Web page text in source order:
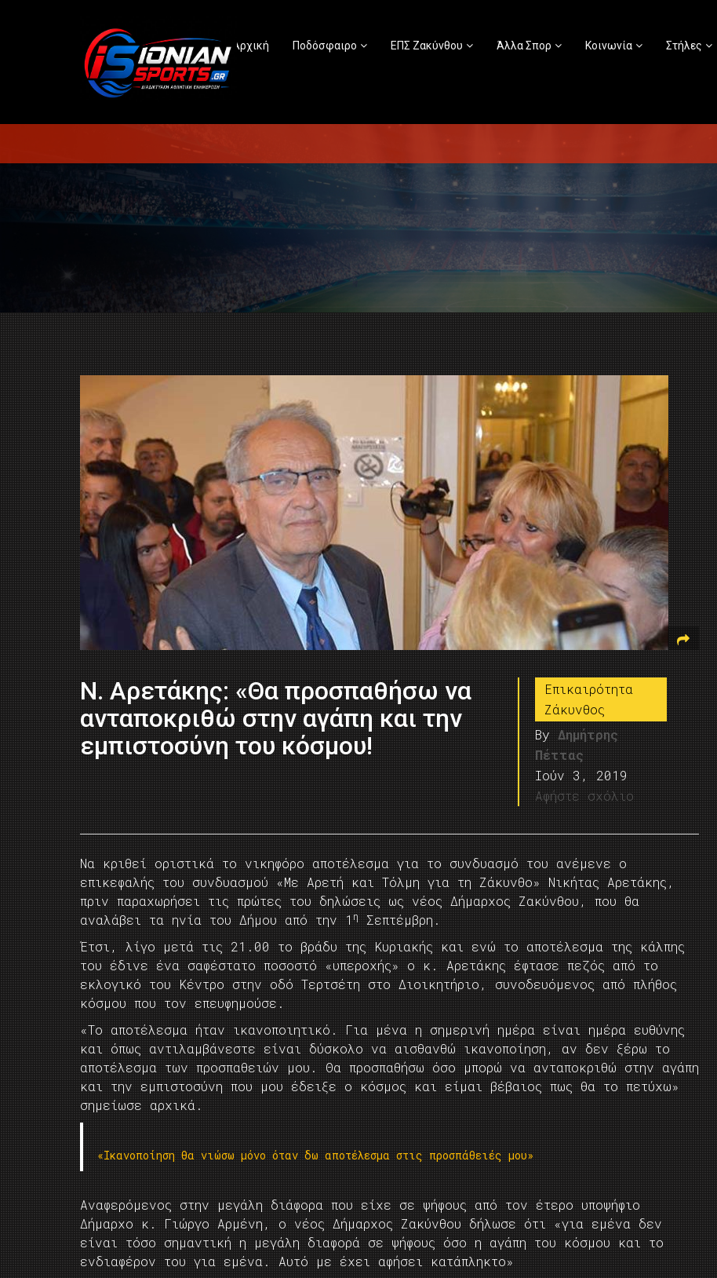
Αρχική Ποδόσφαιρο ΕΠΣ Ζακύνθου Άλλα Σπορ Κοινωνία Στήλες
Ν. Αρετάκης: «Θα προσπαθήσω να
ανταποκριθώ στην αγάπη και την
εμπιστοσύνη του κόσμου!
Επικαιρότητα
Ζάκυνθος
By Δημήτρης
Πέττας
Ιούν 3, 2019
Αφήστε σχόλιο
Να κριθεί οριστικά το νικηφόρο αποτέλεσμα για το συνδυασμό του ανέμενε ο
επικεφαλής του συνδυασμού «Με Αρετή και Τόλμη για τη Ζάκυνθο» Νικήτας Αρετάκης,
πριν παραχωρήσει τις πρώτες του δηλώσεις ως νέος Δήμαρχος Ζακύνθου, που θα
αναλάβει τα ηνία του Δήμου από την 1 η
Σεπτέμβρη.
Έτσι, λίγο μετά τις 21.00 το βράδυ της Κυριακής και ενώ το αποτέλεσμα της κάλπης
του έδινε ένα σαφέστατο ποσοστό «υπεροχής» ο κ. Αρετάκης έφτασε πεζός από το
εκλογικό του Κέντρο στην οδό Τερτσέτη στο Διοικητήριο, συνοδευόμενος από πλήθος
κόσμου που τον επευφημούσε.
«Το αποτέλεσμα ήταν ικανοποιητικό. Για μένα η σημερινή ημέρα είναι ημέρα ευθύνης
και όπως αντιλαμβάνεστε είναι δύσκολο να αισθανθώ ικανοποίηση, αν δεν ξέρω το
αποτέλεσμα των προσπαθειών μου. Θα προσπαθήσω όσο μπορώ να ανταποκριθώ στην αγάπη
και την εμπιστοσύνη που μου έδειξε ο κόσμος και είμαι βέβαιος πως θα το πετύχω»
σημείωσε αρχικά.
«Ικανοποίηση θα νιώσω μόνο όταν δω αποτέλεσμα στις προσπάθειές μου»
Αναφερόμενος στην μεγάλη διάφορα που είχε σε ψήφους από τον έτερο υποψήφιο
Δήμαρχο κ. Γιώργο Αρμένη, ο νέος Δήμαρχος Ζακύνθου δήλωσε ότι «για εμένα δεν
είναι τόσο σημαντική η μεγάλη διαφορά σε ψήφους όσο η αγάπη του κόσμου και το
ενδιαφέρον του για εμένα. Αυτό με έχει αφήσει κατάπληκτο»